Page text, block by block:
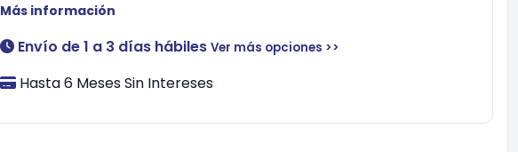
Más información
Envío de 1 a 3 días hábiles Ver más opciones >>
Hasta 6 Meses Sin Intereses